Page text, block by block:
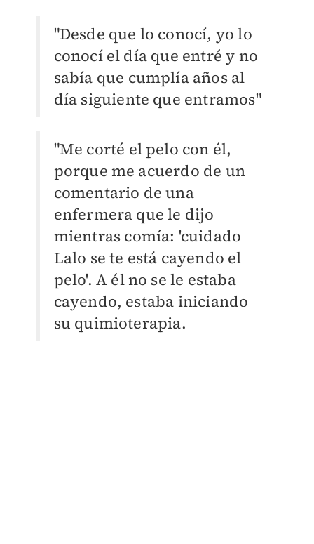
"Desde que lo conocí, yo lo
conocí el día que entré y no
sabía que cumplía años al
día siguiente que entramos"
"Me corté el pelo con él,
porque me acuerdo de un
comentario de una
enfermera que le dijo
mientras comía: 'cuidado
Lalo se te está cayendo el
pelo'. A él no se le estaba
cayendo, estaba iniciando
su quimioterapia.